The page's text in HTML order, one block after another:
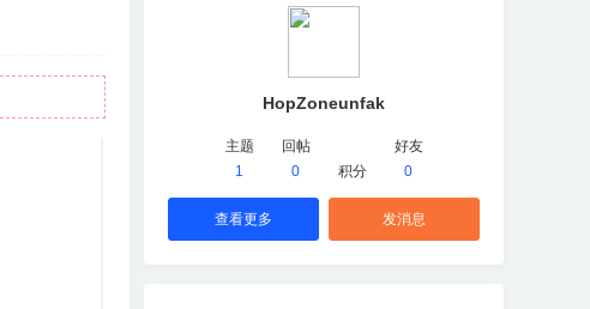
HopZoneunfak
主题
1
回帖
0
积分
好友
0
查看更多 发消息